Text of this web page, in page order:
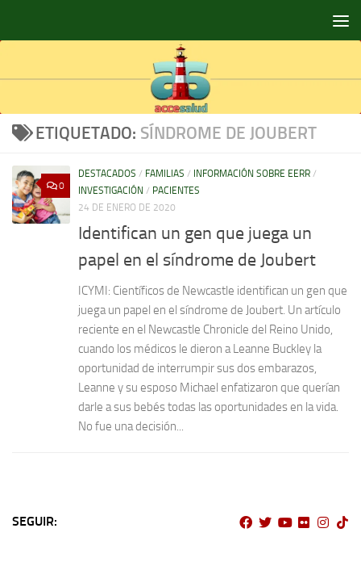
ETIQUETADO: SÍNDROME DE JOUBERT
0
DESTACADOS / FAMILIAS / INFORMACIÓN SOBRE EERR /
INVESTIGACIÓN / PACIENTES
24 DE ENERO DE 2020
Identifican un gen que juega un
papel en el síndrome de Joubert
ICYMI: Científicos de Newcastle identifican un gen que
juega un papel en el síndrome de Joubert. Un artículo
reciente en el Newcastle Chronicle del Reino Unido,
cuando los médicos le dieron a Leanne Buckley la
oportunidad de interrumpir sus dos embarazos,
Leanne y su esposo Michael enfatizaron que querían
darle a sus bebés todas las oportunidades en la vida.
No fue una decisión...
SEGUIR: